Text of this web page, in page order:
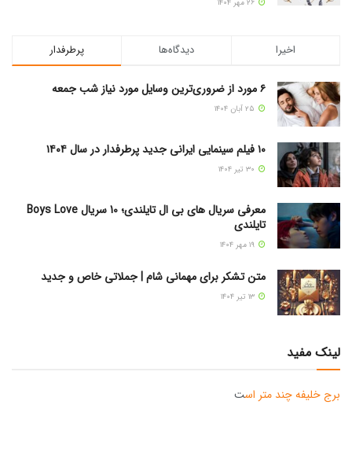
پرطرفدار دیدگاه‌ها اخیرا
۶ مورد از ضروری‌ترین وسایل مورد نیاز شب جمعه
۱۰ فیلم سینمایی ایرانی جدید پرطرفدار در سال ۱۴۰۴
معرفی سریال های بی ال تایلندی؛ 10 سریال Boys Love
تایلندی
متن تشکر برای مهمانی شام | جملاتی خاص و جدید
لینک مفید
برج خلیفه چند متر است